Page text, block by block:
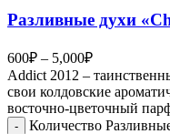
Разливные духи
600₽ – 5,000₽
Addict 2012 –
свои колдовские
восточно-цветочный
Количество